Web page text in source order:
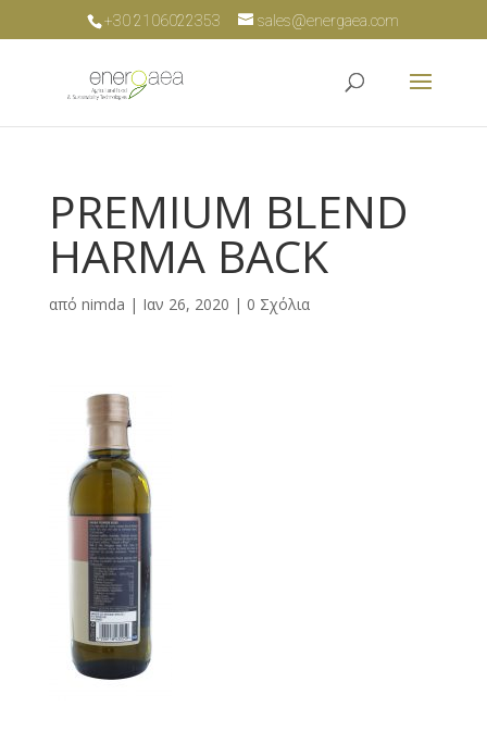
+30 2106022353 sales@energaea.com
PREMIUM BLEND
HARMA BACK
από nimda | Ιαν 26, 2020 | 0 Σχόλια